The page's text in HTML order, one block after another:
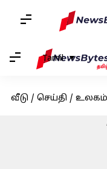
Tamil
வீடு / செய்தி / உலகம்